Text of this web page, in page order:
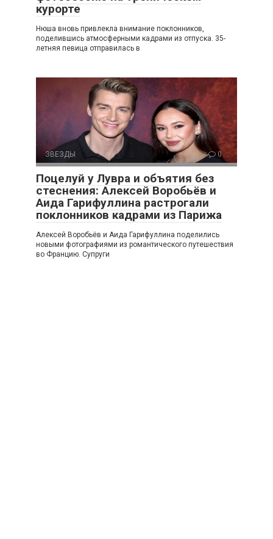
курорте
Нюша вновь привлекла внимание поклонников,
поделившись атмосферными кадрами из отпуска. 35-
летняя певица отправилась в
ЗВЕЗДЫ 0
Поцелуй у Лувра и объятия без
стеснения: Алексей Воробьёв и
Аида Гарифуллина растрогали
поклонников кадрами из Парижа
Алексей Воробьёв и Аида Гарифуллина поделились
новыми фотографиями из романтического путешествия
во Францию. Супруги